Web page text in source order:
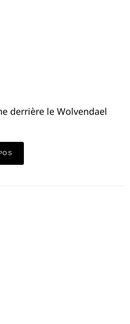
derrière le Wolvendael